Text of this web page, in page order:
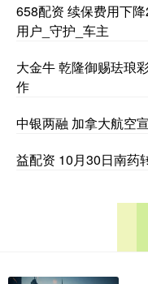
658配资 续保费用下降
用户_守护_车主
大金牛 乾隆御赐珐琅
作
中银两融 加拿大航空
益配资 10月30日南药